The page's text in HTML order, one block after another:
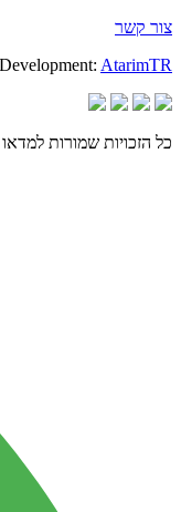
צור קשר
AtarimTR
כל הזכויות שמורות למדאו אקו